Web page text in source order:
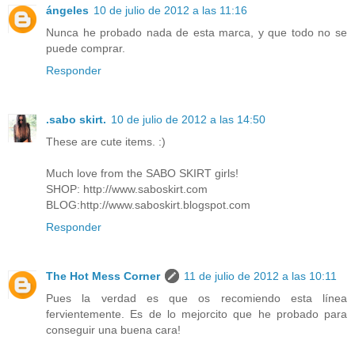
ángeles 10 de julio de 2012 a las 11:16
Nunca he probado nada de esta marca, y que todo no se
puede comprar.
Responder
.sabo skirt. 10 de julio de 2012 a las 14:50
These are cute items. :)
Much love from the SABO SKIRT girls!
SHOP: http://www.saboskirt.com
BLOG:http://www.saboskirt.blogspot.com
Responder
The Hot Mess Corner
11 de julio de 2012 a las 10:11
Pues la verdad es que os recomiendo esta línea
fervientemente. Es de lo mejorcito que he probado para
conseguir una buena cara!